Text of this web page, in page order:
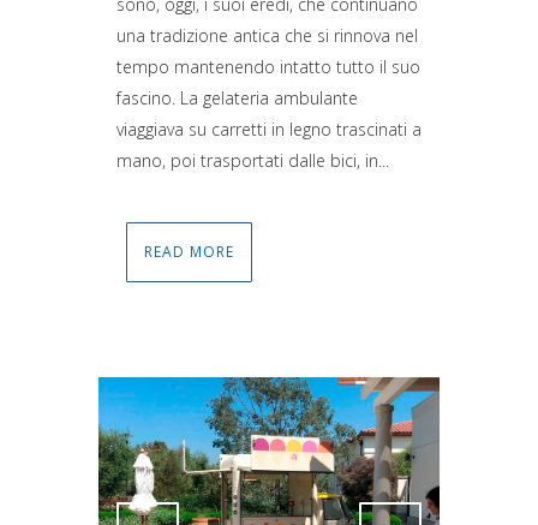
una tradizione antica che si rinnova nel
tempo mantenendo intatto tutto il suo
fascino. La gelateria ambulante
viaggiava su carretti in legno trascinati a
mano, poi trasportati dalle bici, in...
READ MORE